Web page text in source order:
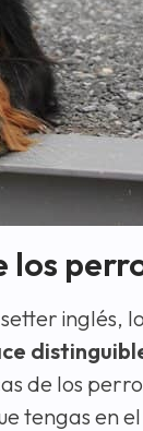
los
inglés,
de los
tengas en